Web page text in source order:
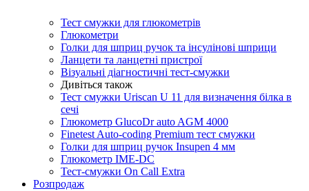
Тест смужки для глюкометрів
Глюкометри
Голки для шприц ручок та інсулінові шприци
Ланцети та ланцетні пристрої
Візуальні діагностичні тест-смужки
Дивіться також
Тест смужки Uriscan U 11 для визначення білка в
сечі
Глюкометр GlucoDr auto AGM 4000
Finetest Auto-coding Premium тест смужки
Голки для шприц ручок Insupen 4 мм
Глюкометр IME-DC
Тест-смужки On Call Extra
Розпродаж